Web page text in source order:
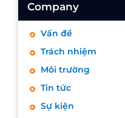
Company
Vấn đề
Trách nhiệm
Môi trường
Tin tức
Sự kiện